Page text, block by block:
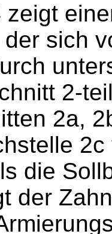
zeigt
sich
2-
2a,
die
der